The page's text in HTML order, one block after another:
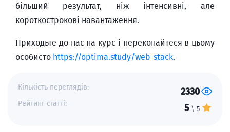
більший результат, ніж інтенсивні, але
короткострокові навантаження.
Приходьте до нас на курс і переконайтеся в цьому
особисто https://optima.study/web-stack.
Кількість переглядів: 2330
Рейтинг статті: 5\ 5